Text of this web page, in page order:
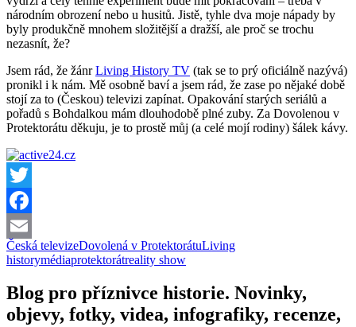
národním obrození nebo u husitů. Jistě, tyhle dva moje nápady by
byly produkčně mnohem složitější a dražší, ale proč se trochu
nezasnít, že?
Jsem rád, že žánrLiving History TV (tak se to prý oficiálně nazývá)
pronikl i k nám. Mě osobně baví a jsem rád, že zase po nějaké době
stojí za to (Českou) televizi zapínat. Opakování starých seriálů a
pořadů s Bohdalkou mám dlouhodobě plné zuby. Za Dovolenou v
Protektorátu děkuju, je to prostě můj (a celé mojí rodiny) šálek kávy.
Twitter
Facebook
Email
Česká televizeDovolená v ProtektorátuLiving
historymédiaprotektorátreality show
Blog pro příznivce historie. Novinky,
objevy, fotky, videa, infografiky, recenze,